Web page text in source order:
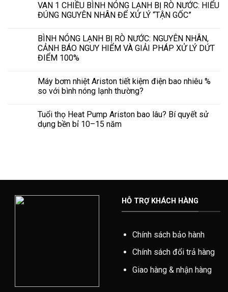
VAN 1 CHIỀU BÌNH NÓNG LẠNH BỊ RÒ NƯỚC: HIỂU
ĐÚNG NGUYÊN NHÂN ĐỂ XỬ LÝ “TẬN GỐC”
BÌNH NÓNG LẠNH BỊ RÒ NƯỚC: NGUYÊN NHÂN,
CẢNH BÁO NGUY HIỂM VÀ GIẢI PHÁP XỬ LÝ DỨT
ĐIỂM 100%
Máy bơm nhiệt Ariston tiết kiệm điện bao nhiêu %
so với bình nóng lạnh thường?
Tuổi thọ Heat Pump Ariston bao lâu? Bí quyết sử
dụng bền bỉ 10–15 năm
HỖ TRỢ KHÁCH HÀNG
Chính sách bảo hành
Chính sách đổi trả hàng
Giao hàng & nhận hàng